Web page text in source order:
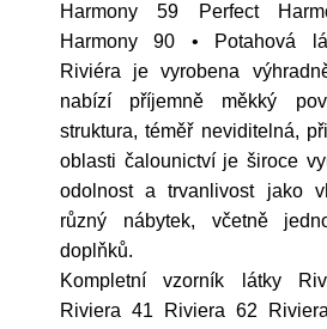
Harmony 59 Perfect
Harmony 90 • Potahová
Riviéra je vyrobena
nabízí příjemně měkký
struktura, téměř neviditelná,
oblasti čalounictví je široce
odolnost a trvanlivost jako
různý nábytek, včetně
doplňků.
Kompletní vzorník látky
Riviera 41 Riviera 62